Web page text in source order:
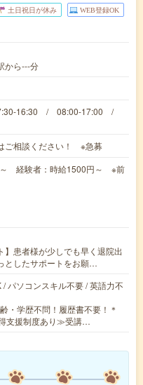
土日祝日が休み WEB登録OK
から---分
16:30 / 08:00-17:00 /
ご相談ください！ ※急募
～ 経験者：時給1500円～ ※前
】患者様が少しでも早く退院出
としたサポートをお願…
パソコンスキル不要 / 英語力不
・学歴不問！履歴書不要！＊
支援制度あり≫受講…